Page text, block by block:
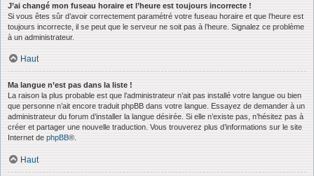
J’ai changé mon fuseau horaire et l’heure est toujours incorrecte !
Si vous êtes sûr d’avoir correctement paramétré votre fuseau horaire et que l’heure est
toujours incorrecte, il se peut que le serveur ne soit pas à l’heure. Signalez ce problème
à un administrateur.
Haut
Ma langue n’est pas dans la liste !
La raison la plus probable est que l’administrateur n’ait pas installé votre langue ou bien
que personne n’ait encore traduit phpBB dans votre langue. Essayez de demander à un
administrateur du forum d’installer la langue désirée. Si elle n’existe pas, n’hésitez pas à
créer et partager une nouvelle traduction. Vous trouverez plus d’informations sur le site
Internet de phpBB®.
Haut